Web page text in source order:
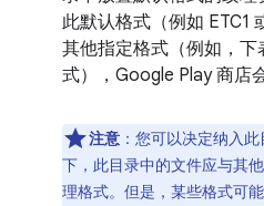
此默认格式（例如 ETC1
其他指定格式（例如，下
式），Google Play 商店
注意 ：您可以决定纳入
下，此目录中的文件应与其
理格式。但是，某些格式可